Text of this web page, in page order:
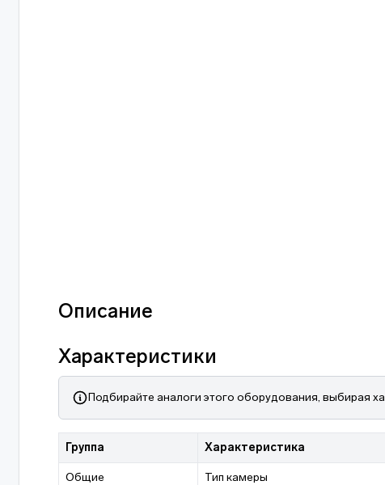
Описание
Характеристики
Подбирайте аналоги этого оборудования, выбирая
Группа Характеристика
Общие Тип камеры